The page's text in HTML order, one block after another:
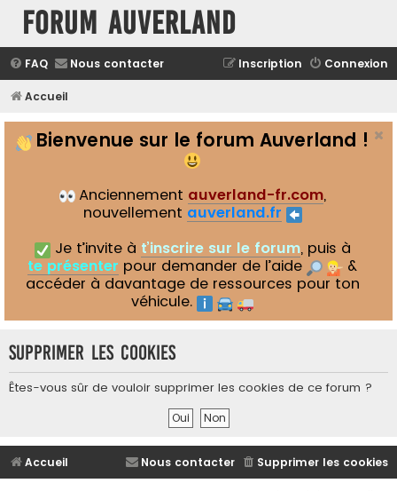
Forum Auverland
FAQ Nous contacter Connexion
Inscription
Accueil
Bienvenue sur le forum Auverland !
Anciennement auverland-fr.com,
nouvellement auverland.fr
Je t’invite à t’inscrire sur le forum, puis à
te présenter pour demander de l’aide
&
accéder à davantage de ressources pour ton
véhicule.
Supprimer les cookies
Êtes-vous sûr de vouloir supprimer les cookies de ce forum ?
Accueil Supprimer les cookies
Nous contacter